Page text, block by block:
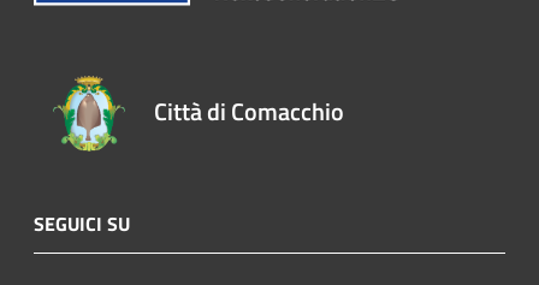
Città di Comacchio
SEGUICI SU